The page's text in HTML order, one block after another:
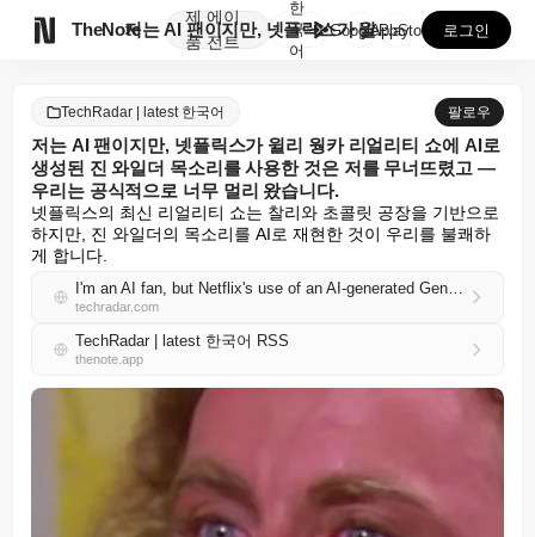
TheNote
제
품
에이
전트
저는 AI 팬이지만, 넷플릭스가 윌리 웡카 리얼리티 쇼...
한
국
어
GooglePlay
AppStore 로그인
TechRadar | latest 한국어 팔로우
저는 AI 팬이지만, 넷플릭스가 윌리 웡카 리얼리티 쇼에 AI로
생성된 진 와일더 목소리를 사용한 것은 저를 무너뜨렸고 —
우리는 공식적으로 너무 멀리 왔습니다.
넷플릭스의 최신 리얼리티 쇼는 찰리와 초콜릿 공장을 기반으로
하지만, 진 와일더의 목소리를 AI로 재현한 것이 우리를 불쾌하
게 합니다.
I'm an AI fan, but Netflix's use of an AI-generated Gene Wilder voice for its Willy Wonka reality show broke me — and we've officially gone too far
techradar.com
TechRadar | latest 한국어 RSS
thenote.app